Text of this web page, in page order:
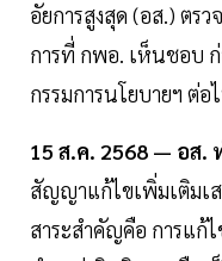
อัยการสูงสุด (อส.) ตร
การที่ กพอ. เห็นชอบ
กรรมการนโยบายฯ ต่อ
15 ส.ค. 2568 — อส.
สัญญาแก้ไขเพิ่มเติมเ
สาระสำคัญคือ การแก้ไ